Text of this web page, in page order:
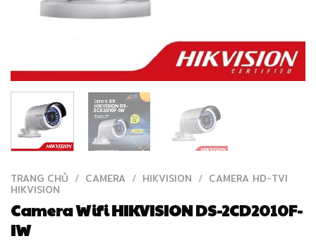
TRANG CHỦ / CAMERA / HIKVISION / CAMERA HD-TVI
HIKVISION
Camera Wifi HIKVISION DS-2CD2010F-
IW